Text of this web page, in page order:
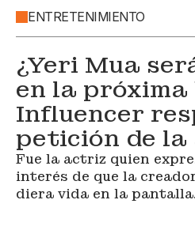
ENTRETENIMIENTO
¿Yeri Mua
en la próxima
Influencer
petición de
Fue la actriz quien
interés de que la
diera vida en la pantalla.